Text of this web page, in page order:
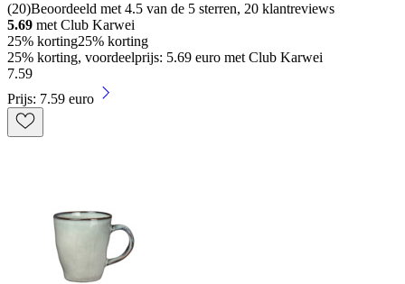
(20)Beoordeeld met 4.5 van de 5 sterren, 20 klantreviews
5.69 met Club Karwei
25% korting25% korting
25% korting, voordeelprijs: 5.69 euro met Club Karwei
7.59
Prijs: 7.59 euro